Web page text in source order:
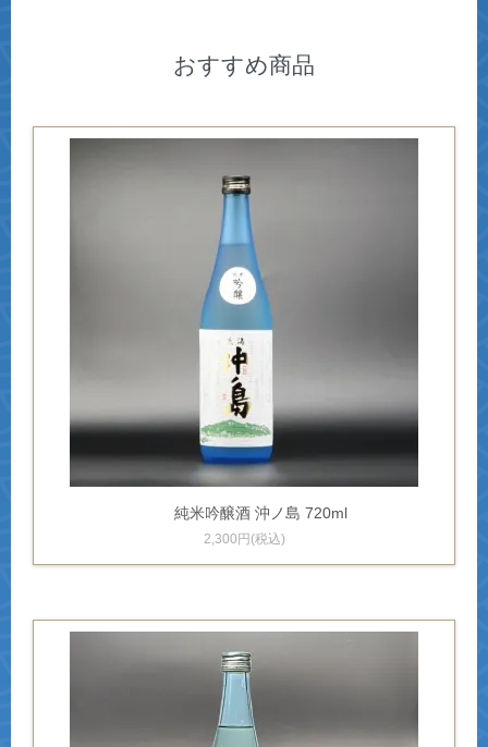
おすすめ商品
純米吟醸酒 沖ノ島 720ml
2,300円(税込)